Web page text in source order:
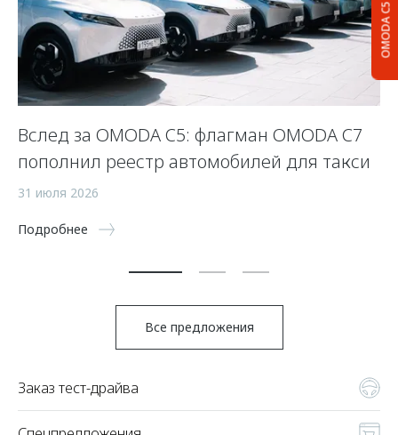
OMODA C5
Вслед за OMODA C5: флагман OMODA C7
пополнил реестр автомобилей для такси
31 июля 2026
Подробнее
Все предложения
Заказ тест-драйва